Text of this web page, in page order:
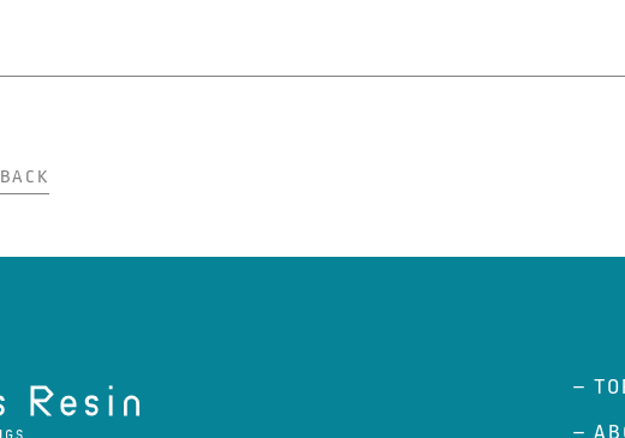
BACK
–
–